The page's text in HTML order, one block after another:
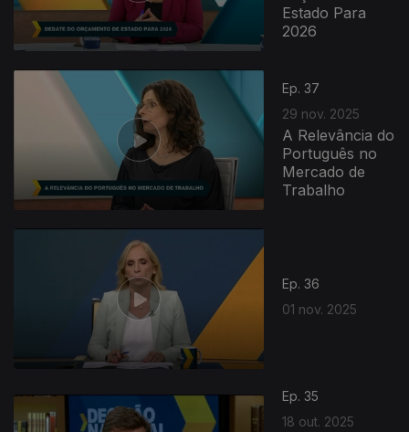
Estado Para
2026
Ep. 37
29 nov. 2025
A Relevância do
Português no
Mercado de
Trabalho
Ep. 36
01 nov. 2025
Ep. 35
18 out. 2025